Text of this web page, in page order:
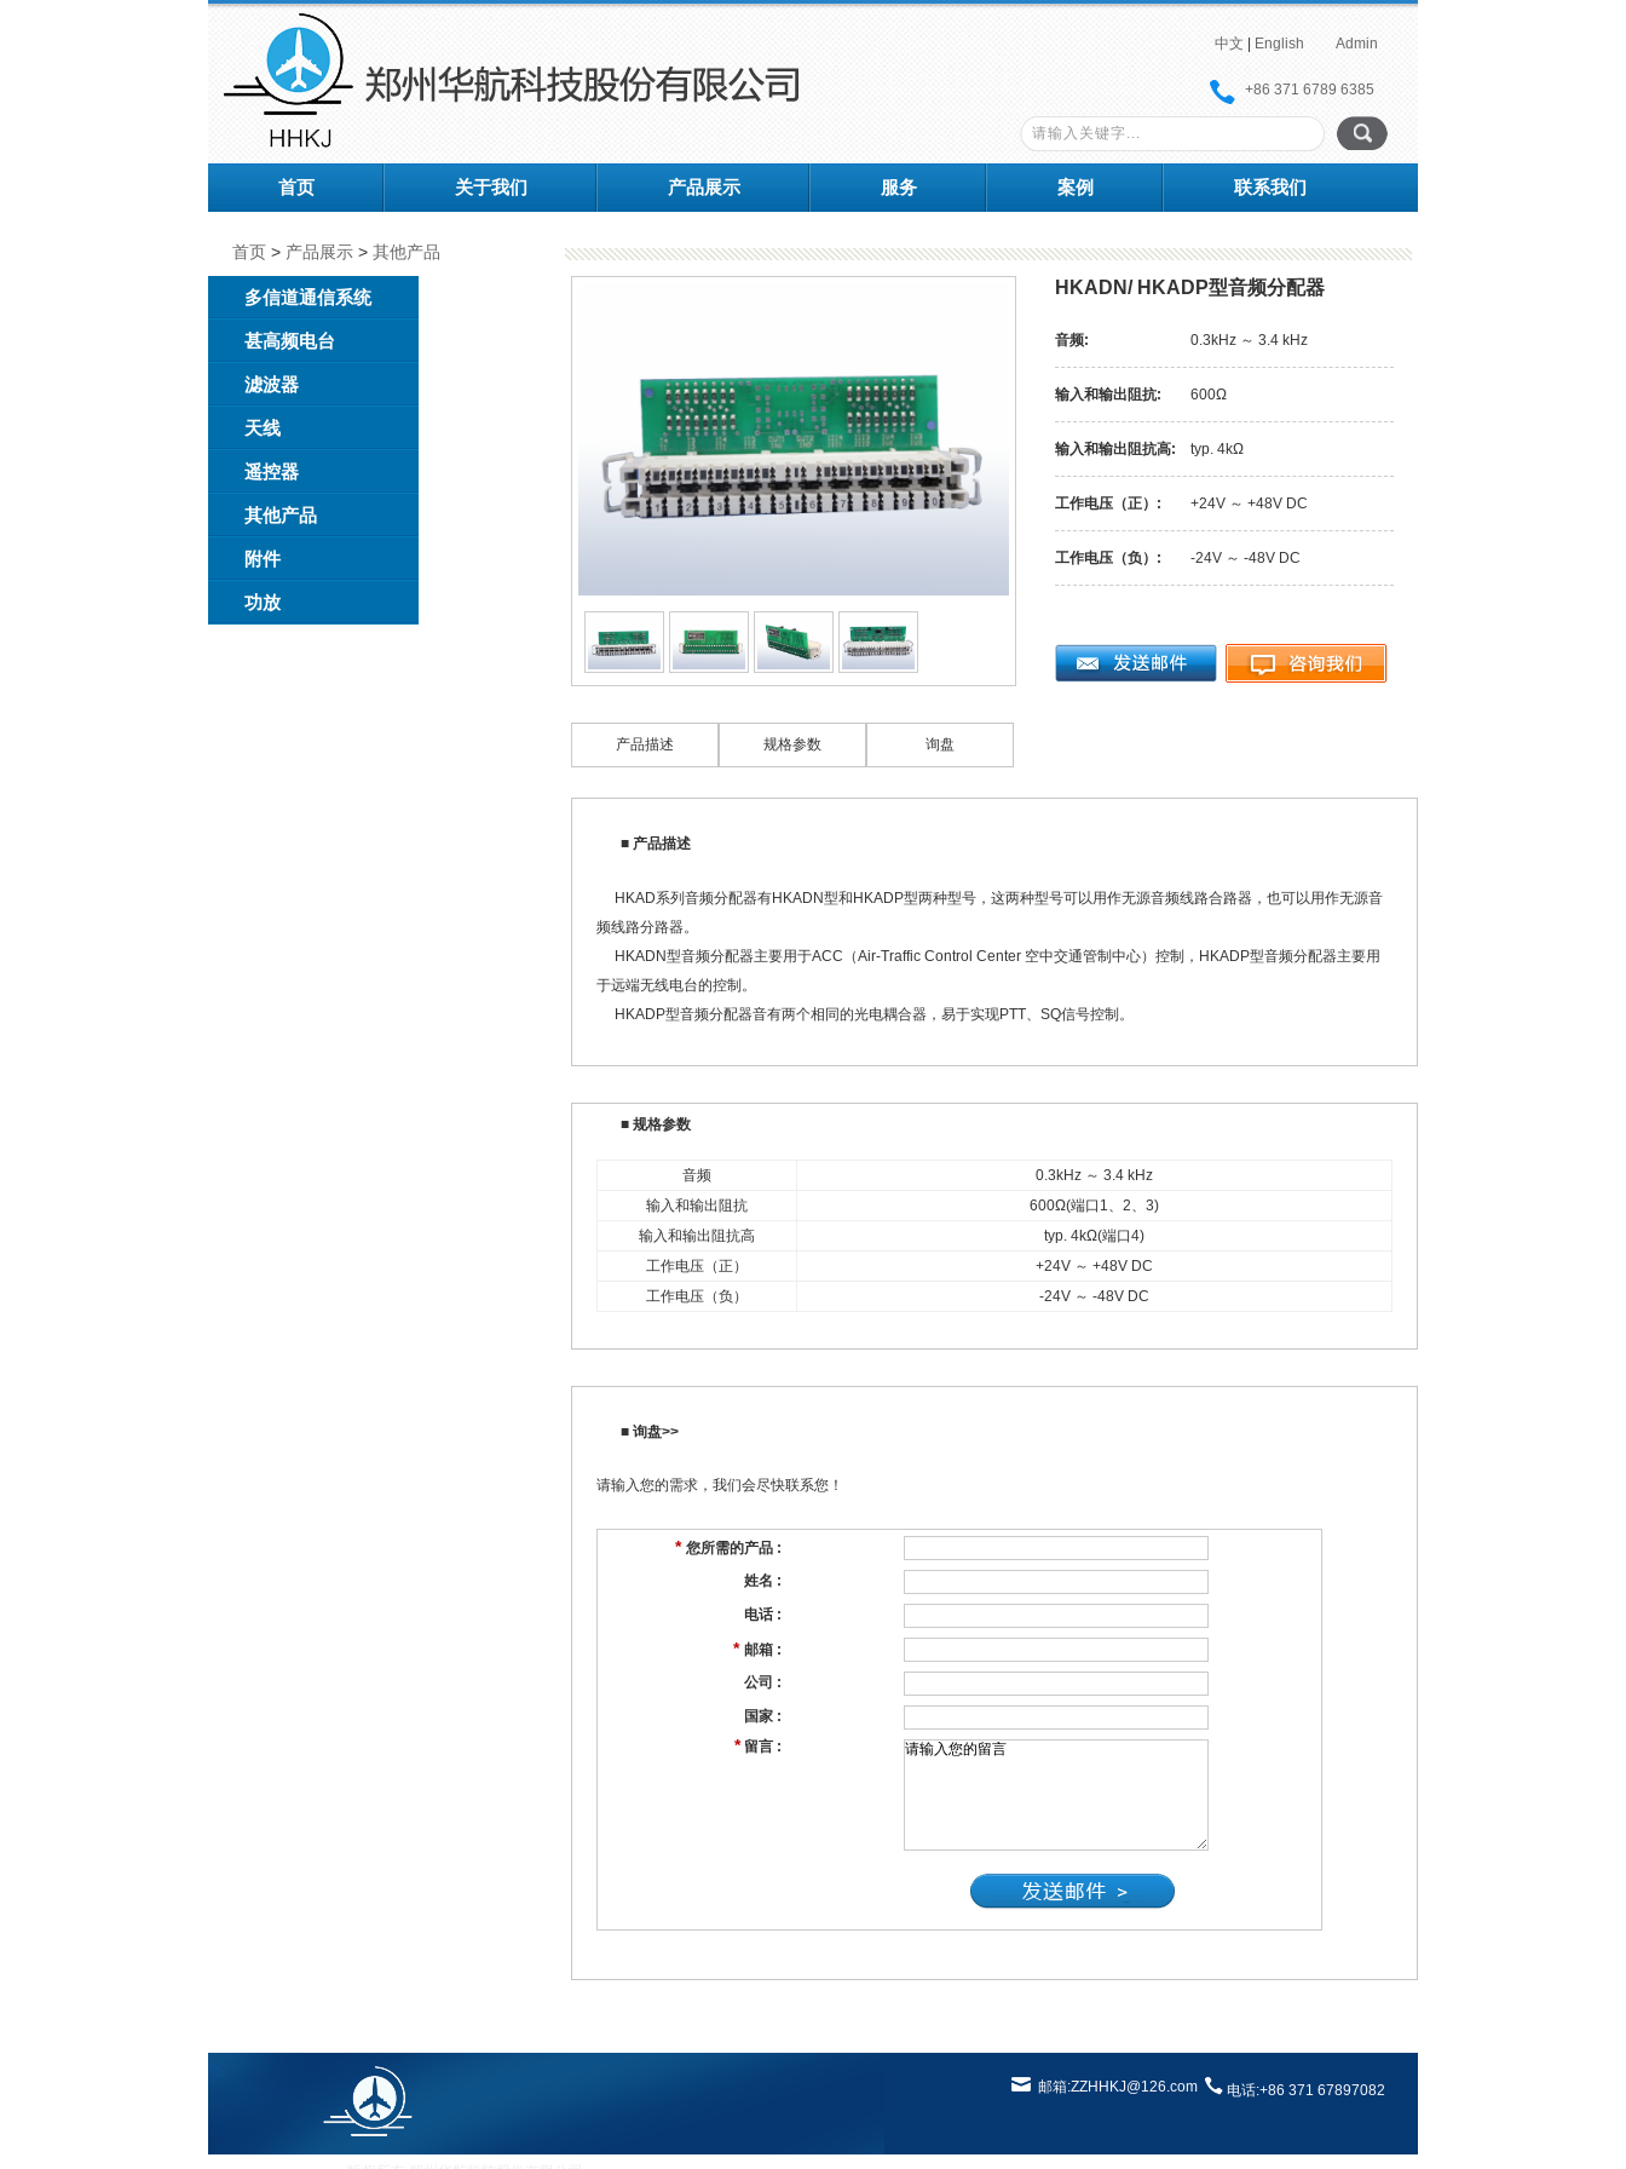
中文 English Admin
+86 371 6789 6385
首页 关于我们 产品展示 服务 案例 联系我们
首页 > 产品展示 > 其他产品
HKADN/ HKADP型音频分配器
音频: 0.3kHz ～ 3.4 kHz
输入和输出阻抗: 600Ω
输入和输出阻抗高: typ. 4kΩ
工作电压（正）: +24V ～ +48V DC
工作电压（负）: -24V ～ -48V DC
多信道通信系统
甚高频电台
滤波器
天线
遥控器
其他产品
附件
功放
产品描述 规格参数 询盘
■ 产品描述
HKAD系列音频分配器有HKADN型和HKADP型两种型号，这两种型号可以用作无源音频线路合路器，也可以用作无源音
频线路分路器。
HKADN型音频分配器主要用于ACC（Air-Traffic Control Center 空中交通管制中心）控制，HKADP型音频分配器主要用
于远端无线电台的控制。
HKADP型音频分配器音有两个相同的光电耦合器，易于实现PTT、SQ信号控制。
■ 规格参数
音频
0.3kHz ～ 3.4 kHz
输入和输出阻抗
600Ω(端口1、2、3)
输入和输出阻抗高
typ. 4kΩ(端口4)
工作电压（正）
+24V ～ +48V DC
工作电压（负）
-24V ～ -48V DC
■ 询盘>>
请输入您的需求，我们会尽快联系您！
* 您所需的产品 :
姓名 :
电话 :
* 邮箱 :
公司 :
国家 :
*留言 :
邮箱:ZZHHKJ@126.com 电话:+86 371 67897082